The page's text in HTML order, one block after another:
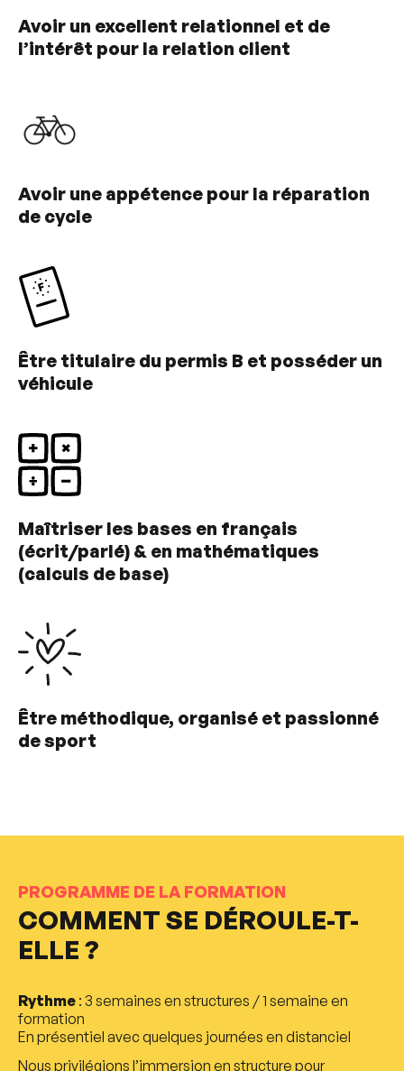
Avoir un excellent relationnel et de
l’intérêt pour la relation client
Avoir une appétence pour la réparation
de cycle
Être titulaire du permis B et posséder un
véhicule
Maîtriser les bases en français
(écrit/parlé) & en mathématiques
(calculs de base)
Être méthodique, organisé et passionné
de sport
PROGRAMME DE LA FORMATION
COMMENT SE DÉROULE-T-
ELLE ?
Rythme : 3 semaines en structures / 1 semaine en
formation
En présentiel avec quelques journées en distanciel
Nous privilégions l’immersion en structure pour